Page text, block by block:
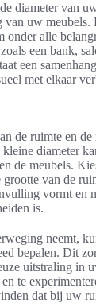
diameter van
van uw meubels.
onder alle
een bank,
een
met elkaar
de ruimte en de
diameter
de meubels.
van de
vormt en
is.
neemt,
bepalen. Dit
uitstraling in
te
dat bij uw